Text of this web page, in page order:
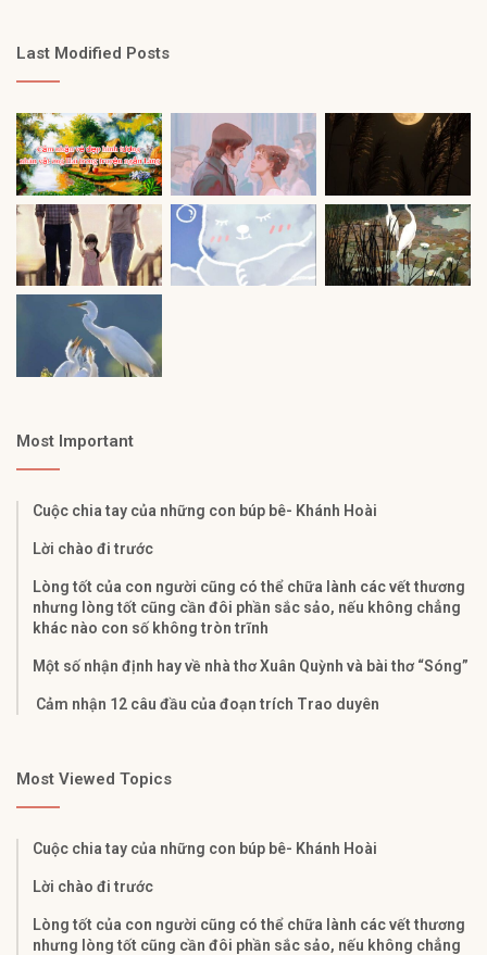
Last Modified Posts
Most Important
Cuộc chia tay của những con búp bê- Khánh Hoài
Lời chào đi trước
Lòng tốt của con người cũng có thể chữa lành các vết thương
nhưng lòng tốt cũng cần đôi phần sắc sảo, nếu không chẳng
khác nào con số không tròn trĩnh
Một số nhận định hay về nhà thơ Xuân Quỳnh và bài thơ “Sóng”
Cảm nhận 12 câu đầu của đoạn trích Trao duyên
Most Viewed Topics
Cuộc chia tay của những con búp bê- Khánh Hoài
Lời chào đi trước
Lòng tốt của con người cũng có thể chữa lành các vết thương
nhưng lòng tốt cũng cần đôi phần sắc sảo, nếu không chẳng